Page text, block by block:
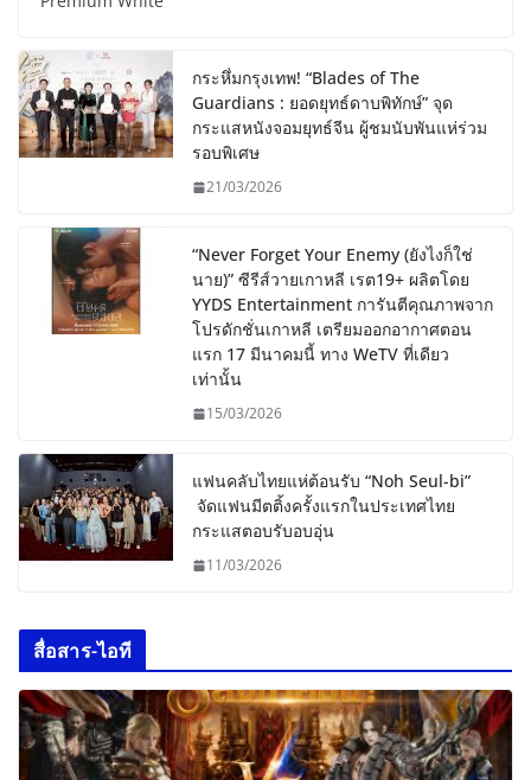
กระหึ่มกรุงเทพ! “Blades of The
Guardians : ยอดยุทธ์ดาบพิทักษ์” จุด
กระแสหนังจอมยุทธ์จีน ผู้ชมนับพันแห่ร่วม
รอบพิเศษ
21/03/2026
“Never Forget Your Enemy (ยังไงก็ใช่
นาย)” ซีรีส์วายเกาหลี เรต19+ ผลิตโดย
YYDS Entertainment การันตีคุณภาพจาก
โปรดักชั่นเกาหลี เตรียมออกอากาศตอน
แรก 17 มีนาคมนี้ ทาง WeTV ที่เดียว
เท่านั้น
15/03/2026
แฟนคลับไทยแห่ต้อนรับ “Noh Seul-bi”
จัดแฟนมีตติ้งครั้งแรกในประเทศไทย
กระแสตอบรับอบอุ่น
11/03/2026
สื่อสาร-ไอที